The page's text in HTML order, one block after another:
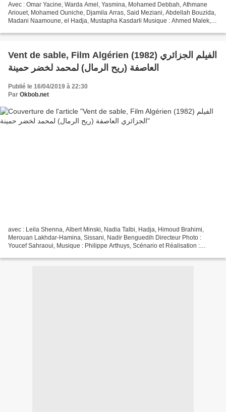
Avec : Omar Yacine, Warda Amel, Yasmina, Mohamed Debbah, Athmane
Ariouet, Mohamed Ouniche, Djamila Arras, Said Meziani, Abdellah Bouzida,
Madani Naamoune, el Hadja, Mustapha Kasdarli Musique : Ahmed Malek,
Vent de sable, Film Algérien (1982) الفيلم الجزائري
العاصفة (ريح الرمال) لمحمد لخضر حمينة
Publié le 16/04/2019 à 22:30
Par Okbob.net
avec : Leila Shenna, Albert Minski, Nadia Talbi, Hadja, Himoud Brahimi,
Merouan Lakhdar-Hamina, Sissani, Nadir Benguedih Directeur Photo :
Youcef Sahraoui, Musique : Philippe Arthuys, Scénario et Réalisation :